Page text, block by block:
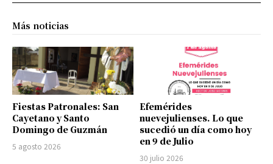
Más noticias
Fiestas Patronales: San
Cayetano y Santo
Domingo de Guzmán
5 agosto 2026
Efemérides
nuevejulienses. Lo que
sucedió un día como hoy
en 9 de Julio
30 julio 2026